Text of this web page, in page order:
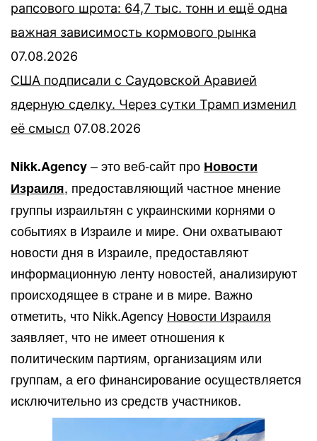
рапсового шрота: 64,7 тыс. тонн и ещё одна
важная зависимость кормового рынка
07.08.2026
США подписали с Саудовской Аравией
ядерную сделку. Через сутки Трамп изменил
её смысл 07.08.2026
Nikk.Agency– это веб-сайт про Новости
Израиля, предоставляющий частное мнение
группы израильтян с украинскими корнями о
событиях в Израиле и мире. Они охватывают
новости дня в Израиле, предоставляют
информационную ленту новостей, анализируют
происходящее в стране и в мире. Важно
отметить, что Nikk.Agency Новости Израиля
заявляет, что не имеет отношения к
политическим партиям, организациям или
группам, а его финансирование осуществляется
исключительно из средств участников.